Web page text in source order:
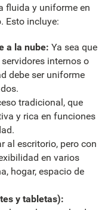
fluida y uniforme en
Esto incluye:
a la nube: Ya sea que
internos o
debe ser uniforme
tradicional, que
y rica en funciones
al escritorio, pero con
en varios
hogar, espacio de
y tabletas):